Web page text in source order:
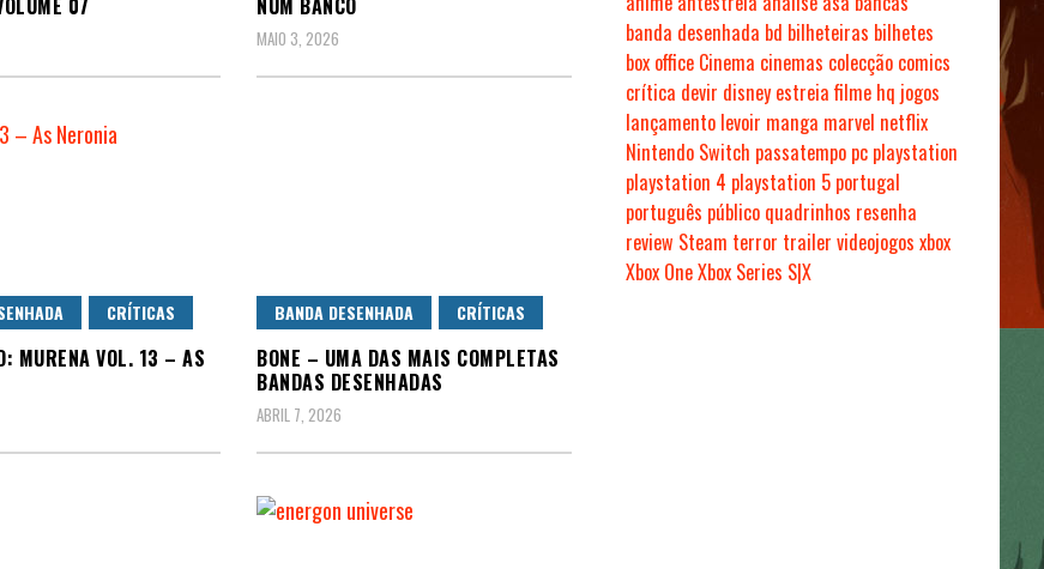
MAIO 3, 2026
CRÍTICAS
MURENA VOL. 13 – AS
BANDA DESENHADA CRÍTICAS
BONE – UMA DAS MAIS COMPLETAS
BANDAS DESENHADAS
ABRIL 7, 2026
banda desenhada bd bilheteiras bilhetes
box office Cinema cinemas colecção comics
crítica devir disney estreiafilme hq jogos
lançamento levoir manga marvel netflix
Nintendo Switch passatempo pc playstation
playstation 4 playstation 5 portugal
português público quadrinhos resenha
review Steam terror trailer videojogos xbox
Xbox OneXbox Series S|X